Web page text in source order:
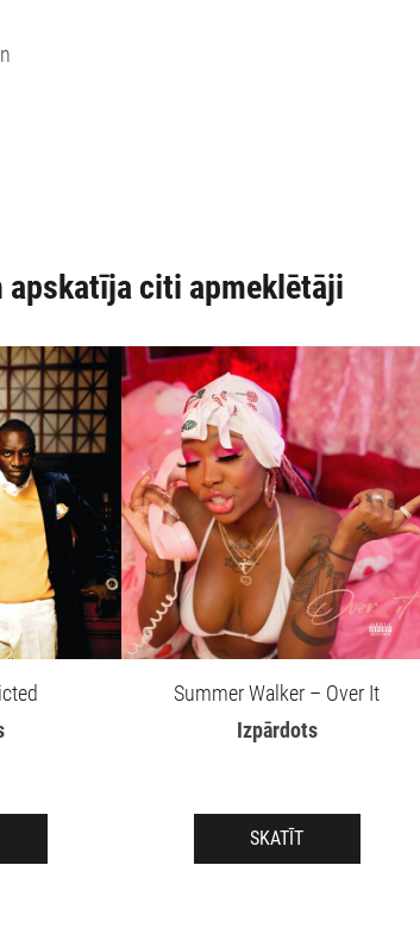
apskatīja citi apmeklētāji
Summer Walker – Over It
Izpārdots
SKATĪT